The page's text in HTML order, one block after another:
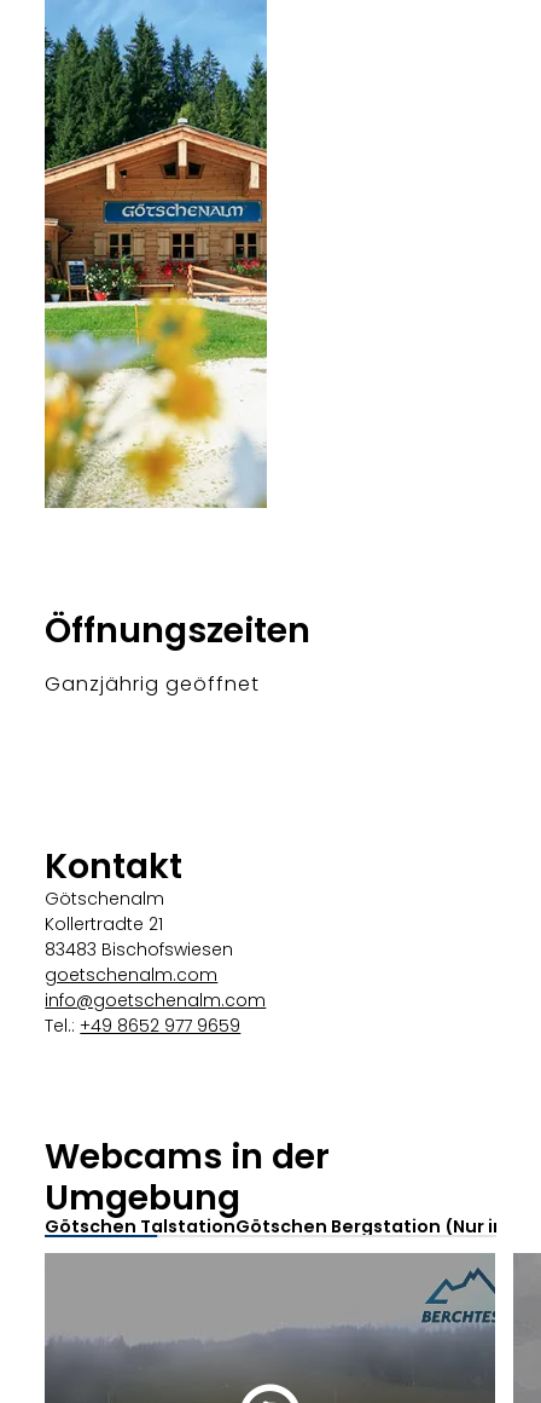
Öffnungszeiten
Ganzjährig geöffnet
Kontakt
Götschenalm
Kollertradte 21
83483 Bischofswiesen
goetschenalm.com
info@goetschenalm.com
Tel.:+49 8652 977 9659
Webcams in der
Umgebung
Götschen TalstationGötschen Bergstation (Nur im